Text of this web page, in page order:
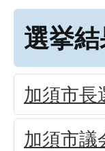
選挙
加須市長
加須市議